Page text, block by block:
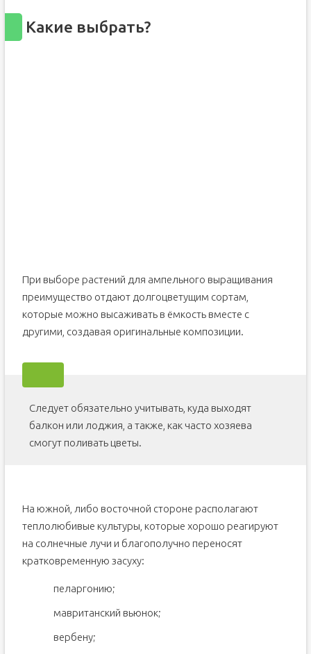
Какие выбрать?
При выборе растений для ампельного выращивания
преимущество отдают долгоцветущим сортам,
которые можно высаживать в ёмкость вместе с
другими, создавая оригинальные композиции.
Следует обязательно учитывать, куда выходят
балкон или лоджия, а также, как часто хозяева
смогут поливать цветы.
На южной, либо восточной стороне располагают
теплолюбивые культуры, которые хорошо реагируют
на солнечные лучи и благополучно переносят
кратковременную засуху:
пеларгонию;
мавританский вьюнок;
вербену;